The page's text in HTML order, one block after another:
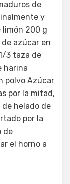
de
y
limón 200 g
azúcar en
3 taza de
harina
polvo Azúcar
por la mitad,
helado de
por la
de
el horno a